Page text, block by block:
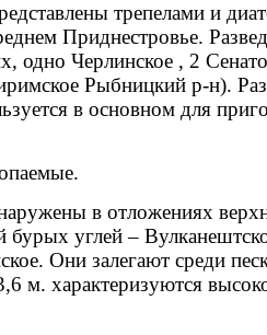
трепелами и
Приднестровье.
одно Черлинское , 2
Рыбницкий р-н).
в основном для
в отложениях
углей –
Они залегают среди
м. характеризуются